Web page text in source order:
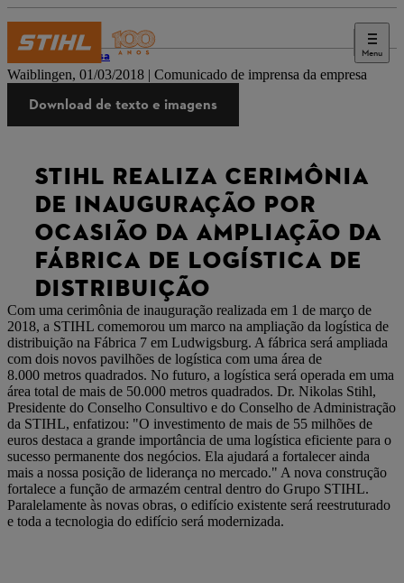
Menu
Imprensa
Waiblingen, 01/03/2018 | Comunicado de imprensa da empresa
Download de texto e imagens
STIHL REALIZA CERIMÔNIA
DE INAUGURAÇÃO POR
OCASIÃO DA AMPLIAÇÃO DA
FÁBRICA DE LOGÍSTICA DE
DISTRIBUIÇÃO
Com uma cerimônia de inauguração realizada em 1 de março de
2018, a STIHL comemorou um marco na ampliação da logística de
distribuição na Fábrica 7 em Ludwigsburg. A fábrica será ampliada
com dois novos pavilhões de logística com uma área de
8.000 metros quadrados. No futuro, a logística será operada em uma
área total de mais de 50.000 metros quadrados. Dr. Nikolas Stihl,
Presidente do Conselho Consultivo e do Conselho de Administração
da STIHL, enfatizou: "O investimento de mais de 55 milhões de
euros destaca a grande importância de uma logística eficiente para o
sucesso permanente dos negócios. Ela ajudará a fortalecer ainda
mais a nossa posição de liderança no mercado." A nova construção
fortalece a função de armazém central dentro do Grupo STIHL.
Paralelamente às novas obras, o edifício existente será reestruturado
e toda a tecnologia do edifício será modernizada.